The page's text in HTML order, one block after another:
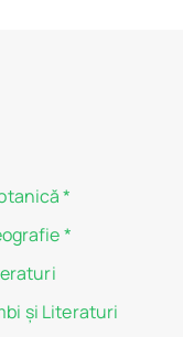
*
*
și Literaturi